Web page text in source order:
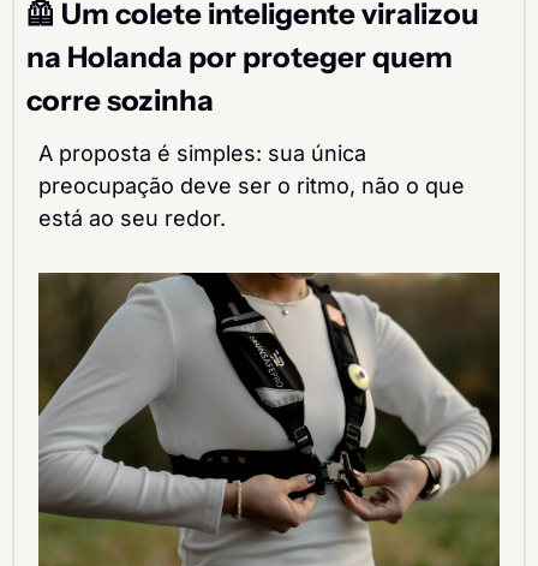
🦺 Um colete inteligente viralizou
na Holanda por proteger quem
corre sozinha
A proposta é simples: sua única
preocupação deve ser o ritmo, não o que
está ao seu redor.